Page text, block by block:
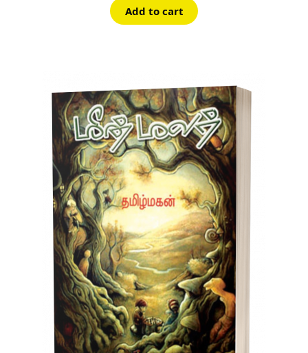
was:
₹130.00.
is:
Add to cart